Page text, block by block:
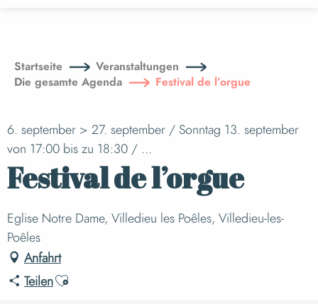
principal
Startseite
Veranstaltungen
Die gesamte Agenda
Festival de l’orgue
6. september > 27. september / Sonntag 13. september
von 17:00 bis zu 18:30 / ...
Festival de l’orgue
Eglise Notre Dame, Villedieu les Poêles, Villedieu-les-
Poêles
Anfahrt
TeilenAjouter aux favoris